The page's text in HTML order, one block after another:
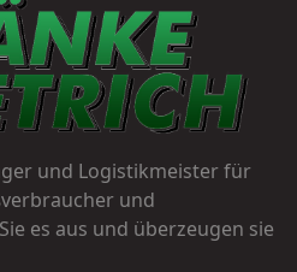
und Logistikmeister für
und
es aus und überzeugen sie